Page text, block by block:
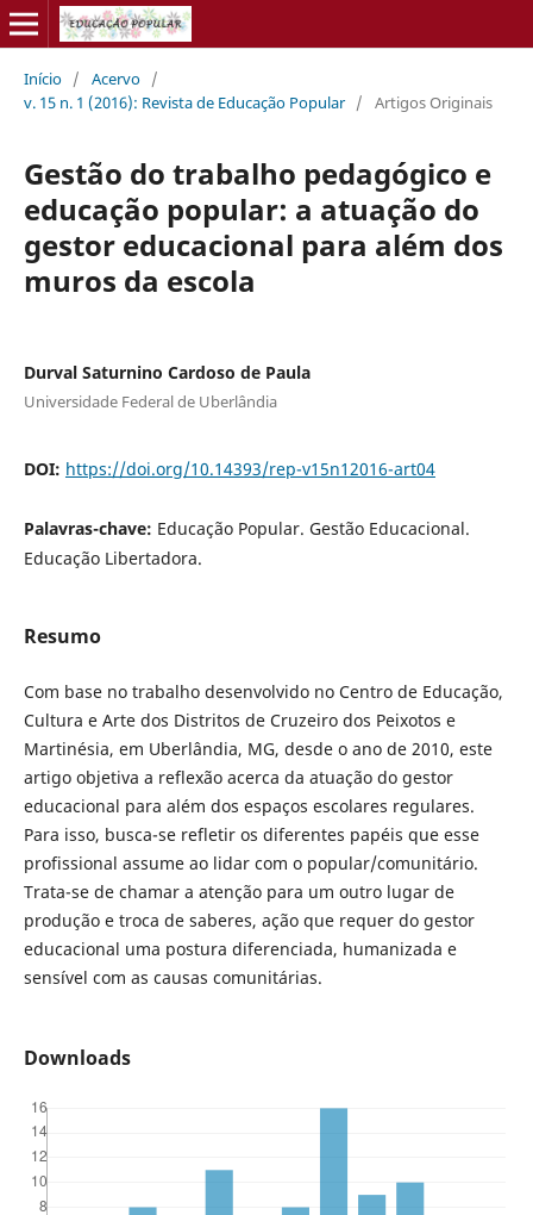
Início / Acervo /
v. 15 n. 1 (2016): Revista de Educação Popular / Artigos Originais
Gestão do trabalho pedagógico e
educação popular: a atuação do
gestor educacional para além dos
muros da escola
Durval Saturnino Cardoso de Paula
Universidade Federal de Uberlândia
DOI: https://doi.org/10.14393/rep-v15n12016-art04
Palavras-chave: Educação Popular. Gestão Educacional.
Educação Libertadora.
Resumo
Com base no trabalho desenvolvido no Centro de Educação,
Cultura e Arte dos Distritos de Cruzeiro dos Peixotos e
Martinésia, em Uberlândia, MG, desde o ano de 2010, este
artigo objetiva a reflexão acerca da atuação do gestor
educacional para além dos espaços escolares regulares.
Para isso, busca-se refletir os diferentes papéis que esse
profissional assume ao lidar com o popular/comunitário.
Trata-se de chamar a atenção para um outro lugar de
produção e troca de saberes, ação que requer do gestor
educacional uma postura diferenciada, humanizada e
sensível com as causas comunitárias.
Downloads